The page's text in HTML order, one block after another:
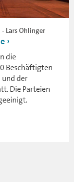
Lars Ohlinger
die
Beschäftigten
und der
Die Parteien